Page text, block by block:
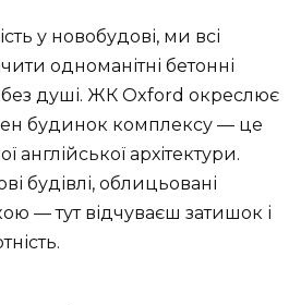
у новобудові, ми всі
одноманітні бетонні
без душі. ЖК Oxford окреслює
будинок комплексу — це
англійської архітектури.
будівлі, облицьовані
— тут відчуваєш затишок і